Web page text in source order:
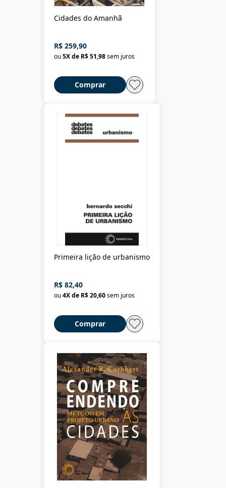
Cidades do Amanhã
R$ 259,90
ou5X de R$ 51,98sem juros
Comprar
Primeira lição de urbanismo
R$ 82,40
ou4X de R$ 20,60sem juros
Comprar